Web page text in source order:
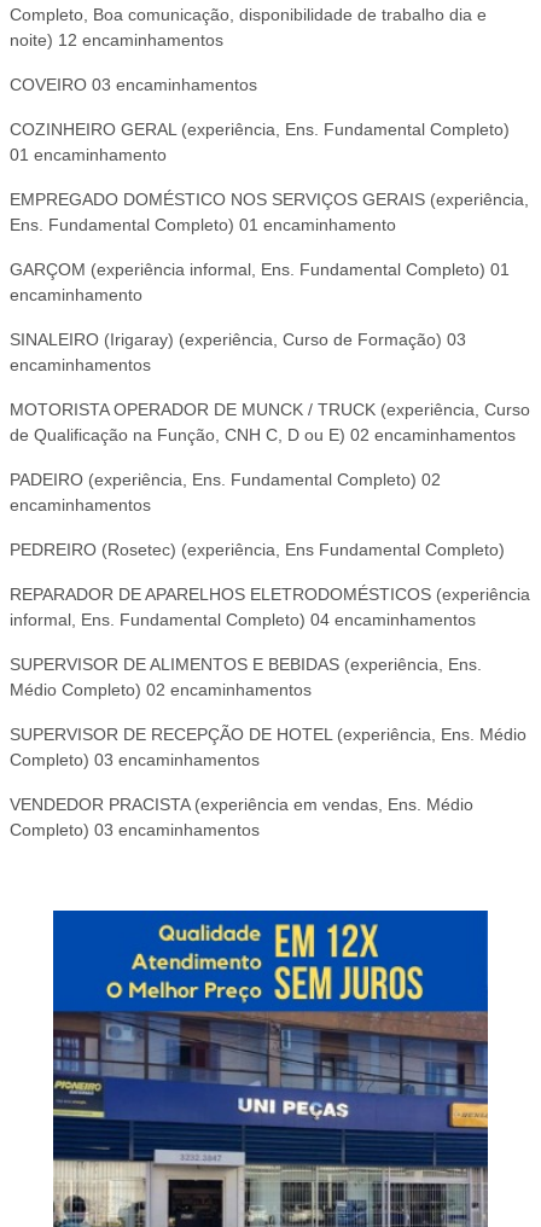
Completo, Boa comunicação, disponibilidade de trabalho dia e
noite) 12 encaminhamentos
COVEIRO 03 encaminhamentos
COZINHEIRO GERAL (experiência, Ens. Fundamental Completo)
01 encaminhamento
EMPREGADO DOMÉSTICO NOS SERVIÇOS GERAIS (experiência,
Ens. Fundamental Completo) 01 encaminhamento
GARÇOM (experiência informal, Ens. Fundamental Completo) 01
encaminhamento
SINALEIRO (Irigaray) (experiência, Curso de Formação) 03
encaminhamentos
MOTORISTA OPERADOR DE MUNCK / TRUCK (experiência, Curso
de Qualificação na Função, CNH C, D ou E) 02 encaminhamentos
PADEIRO (experiência, Ens. Fundamental Completo) 02
encaminhamentos
PEDREIRO (Rosetec) (experiência, Ens Fundamental Completo)
REPARADOR DE APARELHOS ELETRODOMÉSTICOS (experiência
informal, Ens. Fundamental Completo) 04 encaminhamentos
SUPERVISOR DE ALIMENTOS E BEBIDAS (experiência, Ens.
Médio Completo) 02 encaminhamentos
SUPERVISOR DE RECEPÇÃO DE HOTEL (experiência, Ens. Médio
Completo) 03 encaminhamentos
VENDEDOR PRACISTA (experiência em vendas, Ens. Médio
Completo) 03 encaminhamentos